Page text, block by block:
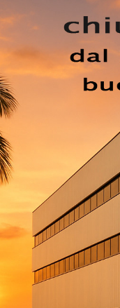
tue
richiesta, grazie
con Carta da
doti di valore
di ogni stile,
ne fa un
anche quando